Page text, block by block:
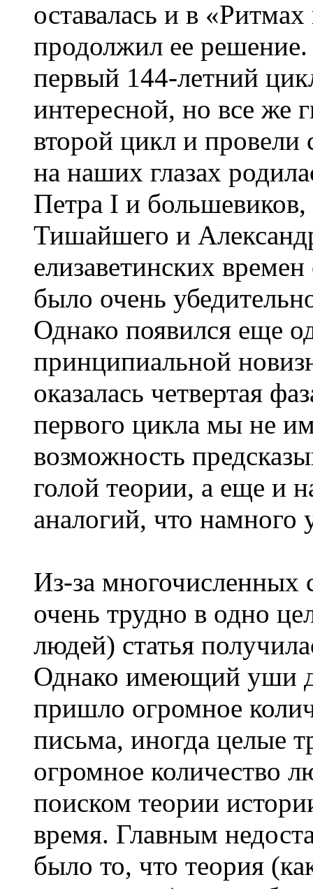
оставалась и в
продолжил ее
первый 144-летний
интересной, но все же
второй цикл и провели
на наших глазах
Петра I и большевиков,
Тишайшего и
елизаветинских
было очень
Однако появился еще
принципиальной
оказалась четвертая
первого цикла мы не
возможность
голой теории, а еще и
аналогий, что намного
Из-за многочисленных
очень трудно в одно
людей) статья
Однако имеющий уши
пришло огромное
письма, иногда целые
огромное количество
поиском теории
время. Главным
было то, что теория